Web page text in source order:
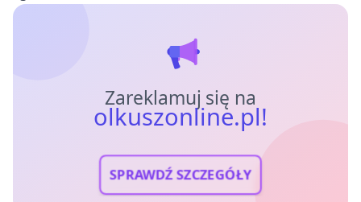
Zareklamuj się na
olkuszonline.pl!
SPRAWDŹ SZCZEGÓŁY